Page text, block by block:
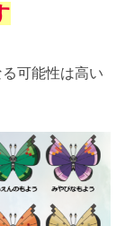
可能性は高い